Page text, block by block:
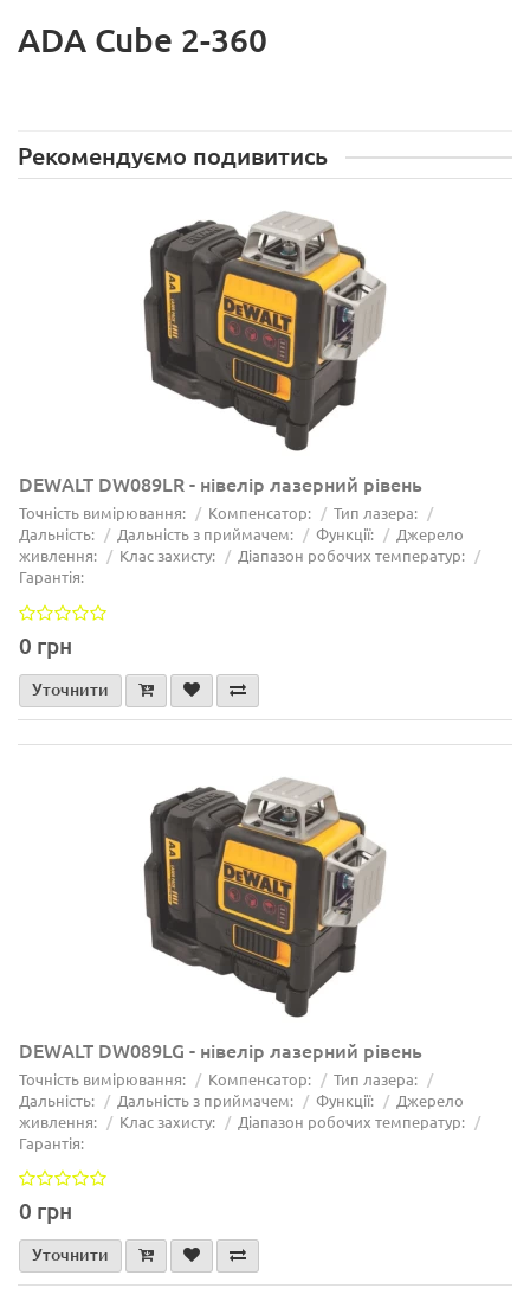
ADA Cube 2-360
Рекомендуємо подивитись
DEWALT DW089LR - нівелір лазерний рівень
Точність вимірювання: Компенсатор:
Тип лазера:
Дальність:
Дальність з приймачем: Функції:
Джерело
живлення:
Клас захисту:
Діапазон робочих температур:
Гарантія:
0 грн
Уточнити
DEWALT DW089LG - нівелір лазерний рівень
Точність вимірювання: Компенсатор:
Тип лазера:
Дальність:
Дальність з приймачем: Функції:
Джерело
живлення:
Клас захисту:
Діапазон робочих температур:
Гарантія:
0 грн
Уточнити